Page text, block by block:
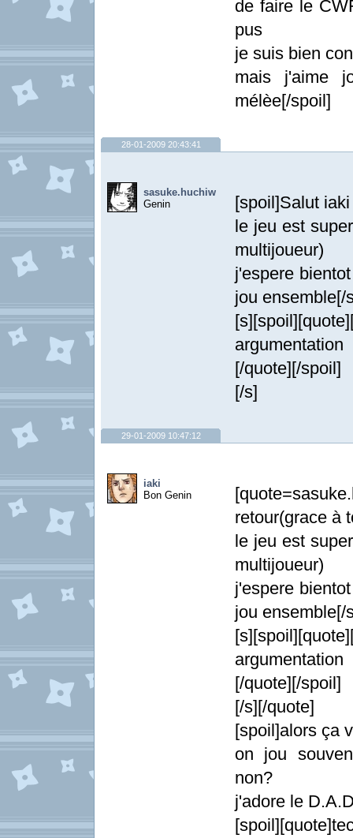
de faire le
pus
je suis bien
mais j'aime
mélèe[/spoil]
28-01-2009 20:43:41
sasuke.huchiw
Genin
[spoil]Salut
le jeu est
multijoueur)
j'espere
jou ensemble[/
[/quote][/spoil]
[/s]
29-01-2009 10:47:12
iaki
Bon Genin
retour(grace à
le jeu est
multijoueur)
j'espere
jou ensemble[/
[/quote][/spoil]
[/s][/quote]
[spoil]alors ça
on jou
non?
j'adore le